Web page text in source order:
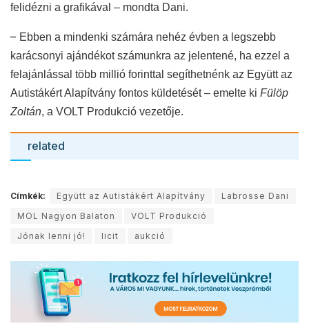
felidézni a grafikával – mondta Dani.
– Ebben a mindenki számára nehéz évben a legszebb
karácsonyi ajándékot számunkra az jelentené, ha ezzel a
felajánlással több millió forinttal segíthetnénk az Együtt az
Autistákért Alapítvány fontos küldetését – emelte ki Fülöp
Zoltán, a VOLT Produkció vezetője.
related
Címkék: Együtt az Autistákért Alapítvány
Labrosse Dani
MOL Nagyon Balaton
VOLT Produkció
Jónak lenni jó!
licit aukció